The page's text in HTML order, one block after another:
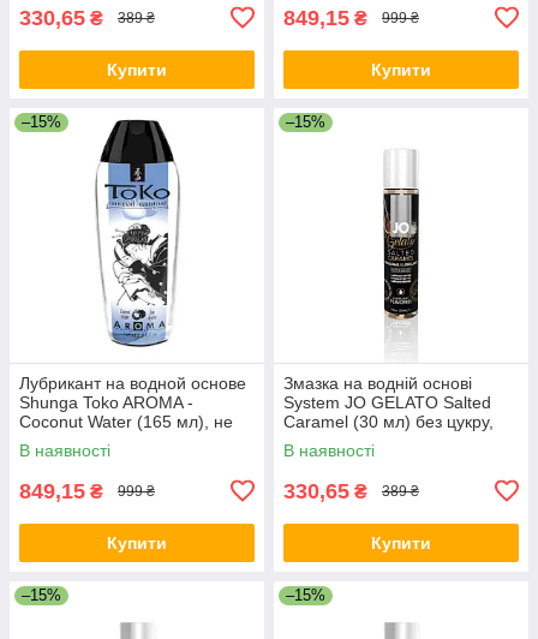
330,65 ₴ 389 ₴
Купити
849,15 ₴ 999 ₴
Купити
–15%
Лубрикант на водной основе
Shunga Toko AROMA -
Coconut Water (165 мл), не
содержит сахара
В наявності
849,15 ₴ 999 ₴
Купити
–15%
Змазка на водній основі
System JO GELATO Salted
Caramel (30 мл) без цукру,
парабенів та пропіленглік
В наявності
330,65 ₴ 389 ₴
Купити
–15% –15%